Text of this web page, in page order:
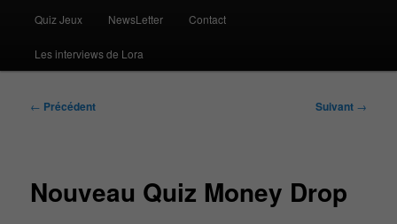
Quiz Jeux NewsLetter Contact
Les interviews de Lora
Navigation
← Précédent Suivant →
Nouveau Quiz Money Drop